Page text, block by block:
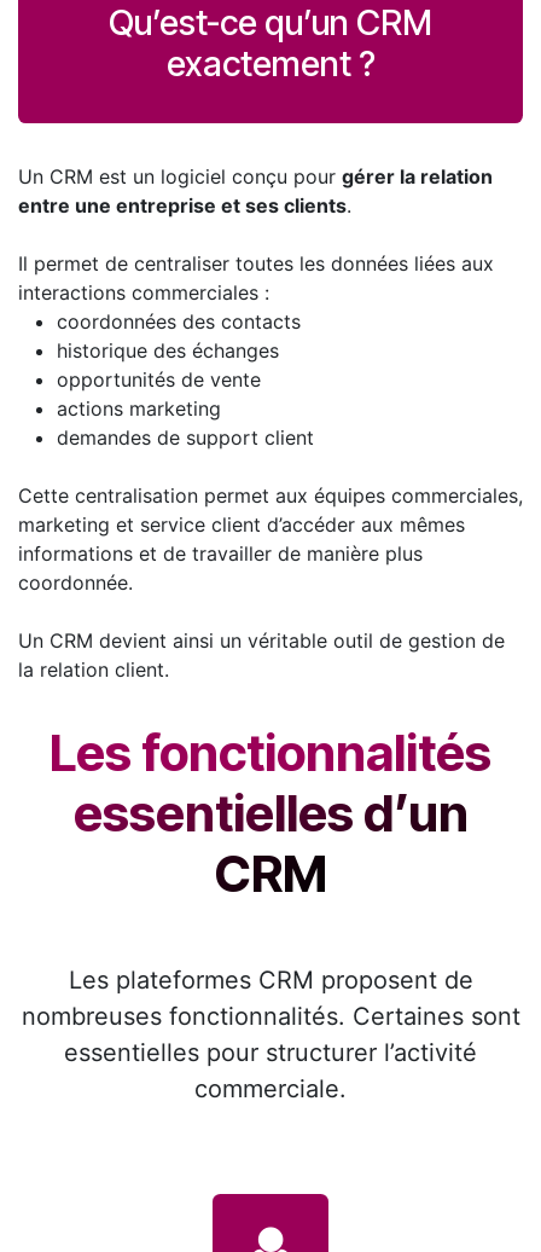
Qu’est-ce qu’un CRM
exactement ?
Un CRM est un logiciel conçu pour gérer la relation
entre une entreprise et ses clients.
Il permet de centraliser toutes les données liées aux
interactions commerciales :
coordonnées des contacts
historique des échanges
opportunités de vente
actions marketing
demandes de support client
Cette centralisation permet aux équipes commerciales,
marketing et service client d’accéder aux mêmes
informations et de travailler de manière plus
coordonnée.
Un CRM devient ainsi un véritable outil de gestion de
la relation client.
Les fonctionnalités
essentielles d’un
CRM
Les plateformes CRM proposent de
nombreuses fonctionnalités. Certaines sont
essentielles pour structurer l’activité
commerciale.